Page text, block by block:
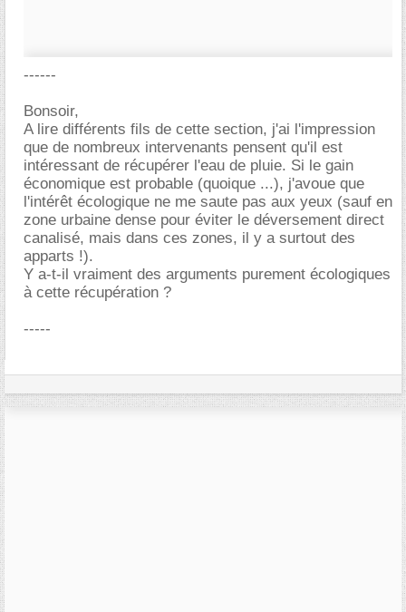
------
Bonsoir,
A lire différents fils de cette section, j'ai l'impression
que de nombreux intervenants pensent qu'il est
intéressant de récupérer l'eau de pluie. Si le gain
économique est probable (quoique ...), j'avoue que
l'intérêt écologique ne me saute pas aux yeux (sauf en
zone urbaine dense pour éviter le déversement direct
canalisé, mais dans ces zones, il y a surtout des
apparts !).
Y a-t-il vraiment des arguments purement écologiques
à cette récupération ?
-----